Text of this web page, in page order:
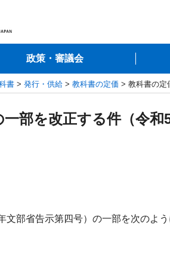
政策・審議会
書 > 発行・供給 > 教科書の定価 > 教科書の定
部を改正する件（令和5
部省告示第四号）の一部を次のよう